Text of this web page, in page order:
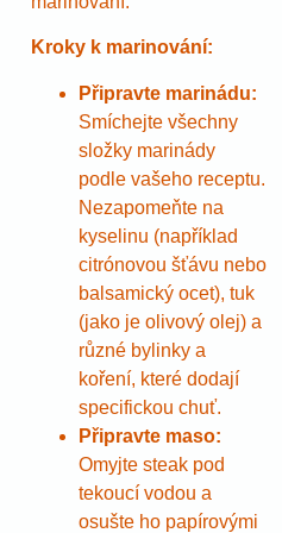
Kroky k marinování:
Připravte marinádu:
Smíchejte všechny
složky marinády
podle vašeho receptu.
Nezapomeňte na
kyselinu (například
citrónovou šťávu nebo
balsamický ocet), tuk
(jako je olivový olej) a
různé bylinky a
koření, které dodají
specifickou chuť.
Připravte maso:
Omyjte steak pod
tekoucí vodou a
osušte ho papírovými